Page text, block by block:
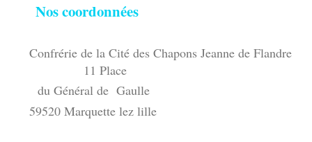
Nos coordonnées
Confrérie de la Cité des Chapons Jeanne de Flandre
11 Place
du Général de Gaulle
59520 Marquette lez lille